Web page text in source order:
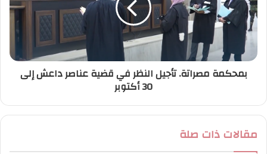
بمحكمة مصراتة. تأجيل النظر في قضية عناصر داعش إلى
30 أكتوبر
مقالات ذات صلة